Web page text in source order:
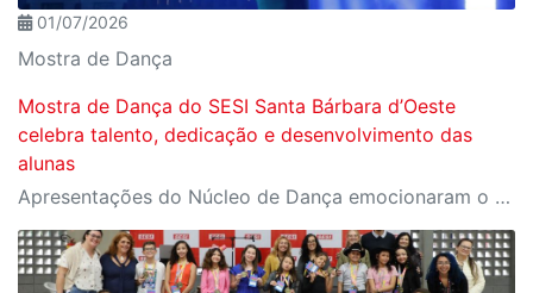
01/07/2026
Mostra de Dança
Mostra de Dança do SESI Santa Bárbara d’Oeste
celebra talento, dedicação e desenvolvimento das
alunas
Apresentações do Núcleo de Dança emocionaram o público ao reunir técnica, expressão artística e protagonismo em uma noite especial.